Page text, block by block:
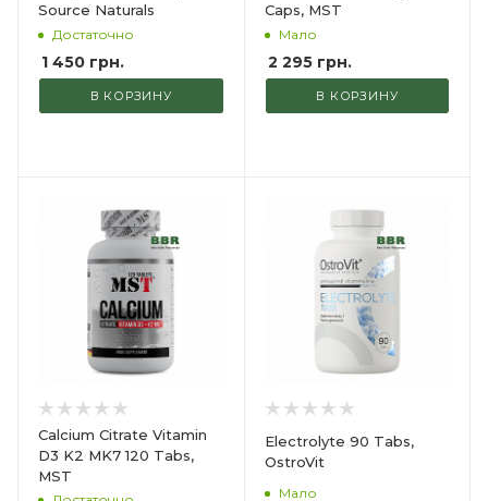
Source Naturals
Достаточно
1 450 грн.
В КОРЗИНУ
Caps, MST
Мало
2 295грн.
В КОРЗИНУ
Calcium Citrate Vitamin
D3 K2 MK7 120 Tabs,
MST
Electrolyte 90 Tabs,
OstroVit
Мало